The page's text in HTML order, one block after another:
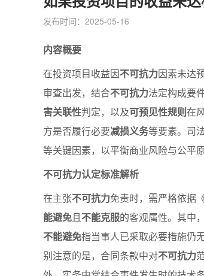
发布时间：2025-05-16
内容概要
在投资项目收益因不可抗力因素未达
审查出发，结合不可抗力法定构成要
害关联性判定，以及可预见性规则在
方是否履行必要减损义务等要素。司
等关键因素，以平衡商业风险与公平原
不可抗力认定标准解析
在主张不可抗力免责时，需严格依据
能避免且不能克服的客观属性。其中，
不能避免指当事人已采取必要措施仍
别注意的是，合同条款中对不可抗力